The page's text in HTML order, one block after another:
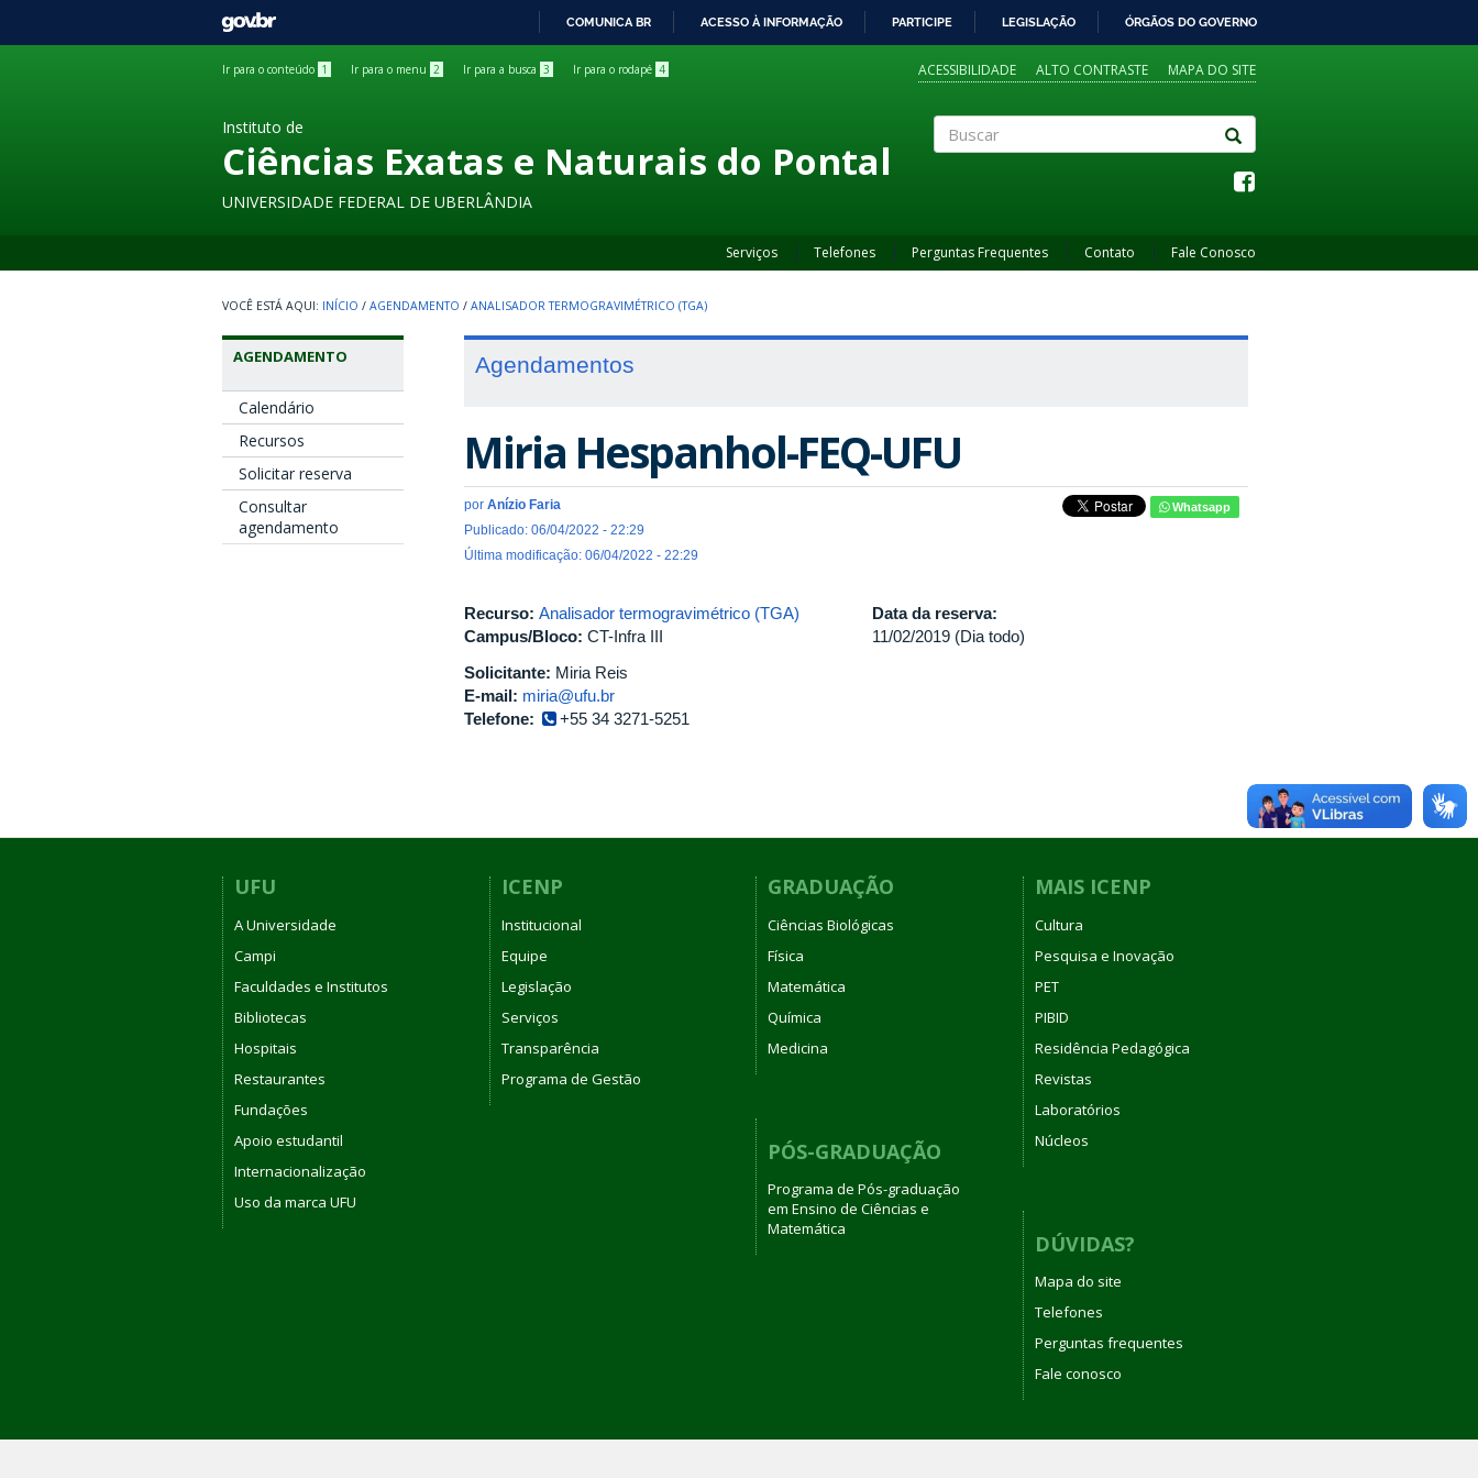
GOVBR
COMUNICA BR ACESSO À INFORMAÇÃO PARTICIPE LEGISLAÇÃO ÓRGÃOS DO GOVERNO
Ir para o conteúdo 1 Ir para o menu 2 Ir para a busca 3 Ir para o rodapé 4 ACESSIBILIDADE ALTO CONTRASTE MAPA DO SITE
Instituto de
Ciências Exatas e Naturais do Pontal
UNIVERSIDADE FEDERAL DE UBERLÂNDIA
Serviços Telefones Perguntas Frequentes Contato Fale Conosco
INÍCIO / AGENDAMENTO / ANALISADOR TERMOGRAVIMÉTRICO (TGA)
AGENDAMENTO
Calendário
Recursos
Solicitar reserva
Consultar
agendamento
Agendamentos
Miria Hespanhol-FEQ-UFU
por Anízio Faria
Publicado: 06/04/2022 - 22:29
Última modificação: 06/04/2022 - 22:29
Whatsapp
Recurso: Analisador termogravimétrico (TGA)
Campus/Bloco: CT-Infra III
Solicitante: Miria Reis
E-mail: miria@ufu.br
Telefone:
+55 34 3271-5251
Data da reserva:
11/02/2019 (Dia todo)
UFU
A Universidade
Campi
Faculdades e Institutos
Bibliotecas
Hospitais
Restaurantes
Fundações
Apoio estudantil
Internacionalização
Uso da marca UFU
ICENP
Institucional
Equipe
Legislação
Serviços
Transparência
Programa de Gestão
GRADUAÇÃO
Ciências Biológicas
Física
Matemática
Química
Medicina
PÓS-GRADUAÇÃO
Programa de Pós-graduação
em Ensino de Ciências e
Matemática
MAIS ICENP
Cultura
Pesquisa e Inovação
PET
PIBID
Residência Pedagógica
Revistas
Laboratórios
Núcleos
DÚVIDAS?
Mapa do site
Telefones
Perguntas frequentes
Fale conosco